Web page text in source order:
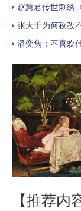
赵慧君传世刺绣
张大千为何孜孜
潘奕隽：不喜欢
【推荐内